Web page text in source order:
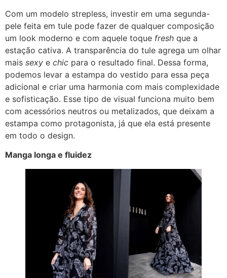
Com um modelo strepless, investir em uma segunda-
pele feita em tule pode fazer de qualquer composição
um look moderno e com aquele toque fresh que a
estação cativa. A transparência do tule agrega um olhar
mais sexy e chic para o resultado final. Dessa forma,
podemos levar a estampa do vestido para essa peça
adicional e criar uma harmonia com mais complexidade
e sofisticação. Esse tipo de visual funciona muito bem
com acessórios neutros ou metalizados, que deixam a
estampa como protagonista, já que ela está presente
em todo o design.
Manga longa e fluidez